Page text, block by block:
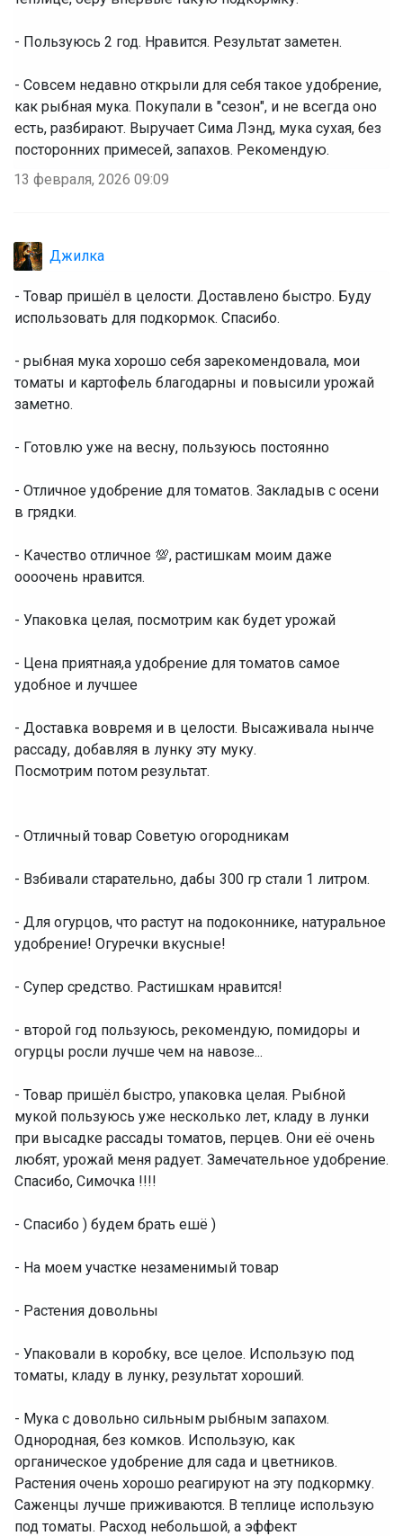
- Пользуюсь 2 год. Нравится. Результат заметен.
- Совсем недавно открыли для себя такое удобрение,
как рыбная мука. Покупали в "сезон", и не всегда оно
есть, разбирают. Выручает Сима Лэнд, мука сухая, без
посторонних примесей, запахов. Рекомендую.
13 февраля, 2026 09:09
Джилка
- Товар пришёл в целости. Доставлено быстро. Буду
использовать для подкормок. Спасибо.
- рыбная мука хорошо себя зарекомендовала, мои
томаты и картофель благодарны и повысили урожай
заметно.
- Готовлю уже на весну, пользуюсь постоянно
- Отличное удобрение для томатов. Закладыв с осени
в грядки.
- Качество отличное 💯, растишкам моим даже
оооочень нравится.
- Упаковка целая, посмотрим как будет урожай
- Цена приятная,а удобрение для томатов самое
удобное и лучшее
- Доставка вовремя и в целости. Высаживала нынче
рассаду, добавляя в лунку эту муку.
Посмотрим потом результат.
- Отличный товар Советую огородникам
- Взбивали старательно, дабы 300 гр стали 1 литром.
- Для огурцов, что растут на подоконнике, натуральное
удобрение! Огуречки вкусные!
- Супер средство. Растишкам нравится!
- второй год пользуюсь, рекомендую, помидоры и
огурцы росли лучше чем на навозе...
- Товар пришёл быстро, упаковка целая. Рыбной
мукой пользуюсь уже несколько лет, кладу в лунки
при высадке рассады томатов, перцев. Они её очень
любят, урожай меня радует. Замечательное удобрение.
Спасибо, Симочка !!!!
- Спасибо ) будем брать ешё )
- На моем участке незаменимый товар
- Растения довольны
- Упаковали в коробку, все целое. Использую под
томаты, кладу в лунку, результат хороший.
- Мука с довольно сильным рыбным запахом.
Однородная, без комков. Использую, как
органическое удобрение для сада и цветников.
Растения очень хорошо реагируют на эту подкормку.
Саженцы лучше приживаются. В теплице использую
под томаты. Расход небольшой, а эффект